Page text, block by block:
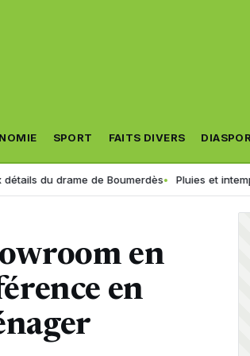
SPORT FAITS DIVERS
de Boumerdès Pluies et intempéries en vue :
en
en